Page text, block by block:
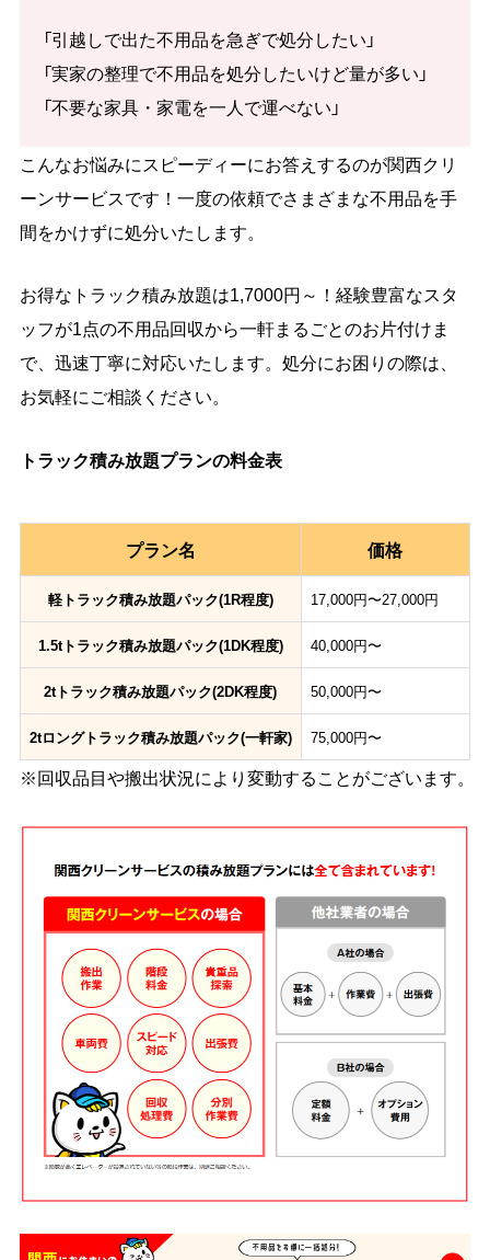
「引越しで出た不用品を急ぎで処分したい」
「実家の整理で不用品を処分したいけど量が多い」
「不要な家具・家電を一人で運べない」
こんなお悩みにスピーディーにお答えするのが関西クリ
ーンサービスです！一度の依頼でさまざまな不用品を手
間をかけずに処分いたします。
お得なトラック積み放題は1,7000円～！経験豊富なスタ
ッフが1点の不用品回収から一軒まるごとのお片付けま
で、迅速丁寧に対応いたします。処分にお困りの際は、
お気軽にご相談ください。
トラック積み放題プランの料金表
プラン名 価格
軽トラック積み放題パック(1R程度) 17,000円〜27,000円
1.5tトラック積み放題パック(1DK程度) 40,000円〜
2tトラック積み放題パック(2DK程度) 50,000円〜
2tロングトラック積み放題パック(一軒家) 75,000円〜
※回収品目や搬出状況により変動することがございます。